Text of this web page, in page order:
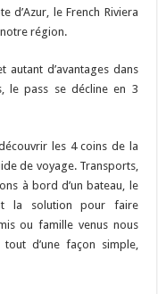
d’Azur, le French Riviera
région.
autant d’avantages dans
le pass se décline en 3
les 4 coins de la
de voyage. Transports,
à bord d’un bateau, le
la solution pour faire
ou famille venus nous
d’une façon simple,